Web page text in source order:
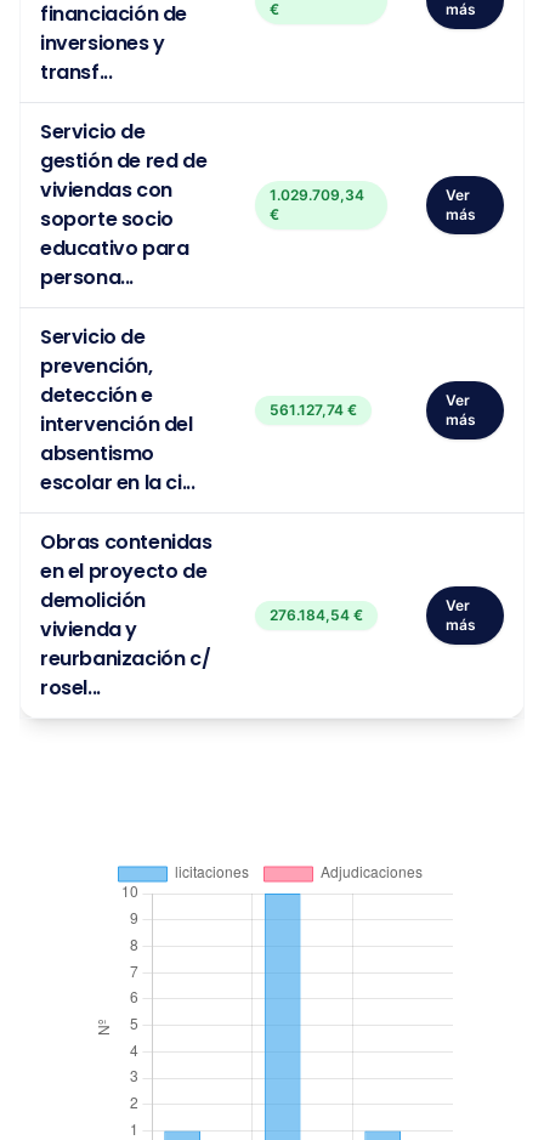
financiación de
inversiones y
transf...
€ más
Servicio de
gestión de red de
viviendas con
soporte socio
educativo para
persona...
1.029.709,34
€
Ver
más
Servicio de
prevención,
detección e
intervención del
absentismo
escolar en la ci...
561.127,74 €
Ver
más
Obras contenidas
en el proyecto de
demolición
vivienda y
reurbanización c/
rosel...
276.184,54 €
Ver
más